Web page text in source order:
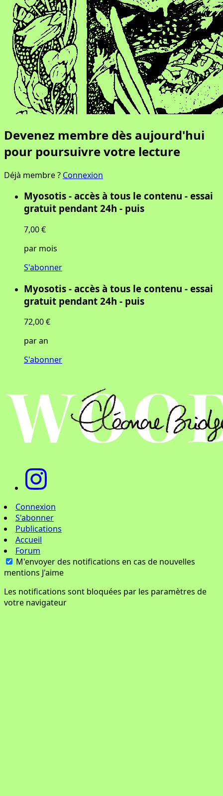
Devenez membre dès aujourd'hui
pour poursuivre votre lecture
Déjà membre ? Connexion
Myosotis - accès à tous le contenu - essai
gratuit pendant 24h - puis
7,00 €
par mois
S'abonner
Myosotis - accès à tous le contenu - essai
gratuit pendant 24h - puis
72,00 €
par an
S'abonner
Connexion
S'abonner
Publications
Accueil
Forum
M'envoyer des notifications en cas de nouvelles
mentions J'aime
Les notifications sont bloquées par les paramètres de
votre navigateur